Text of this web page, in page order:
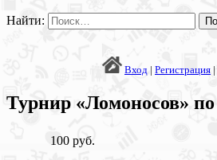
Найти:
Вход | Регистрация |
Турнир «Ломоносов»
100 руб.